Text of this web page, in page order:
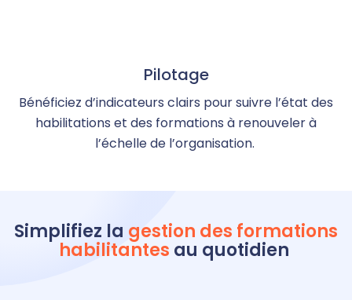
Pilotage
Bénéficiez d’indicateurs clairs pour suivre l’état des
habilitations et des formations à renouveler à
l’échelle de l’organisation.
Simplifiez la gestion des formations
habilitantes au quotidien